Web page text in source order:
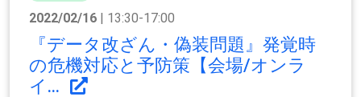
2022/02/16 | 13:30-17:00
『データ改ざん・偽装問題』発覚時
の危機対応と予防策【会場/オンラ
イ...